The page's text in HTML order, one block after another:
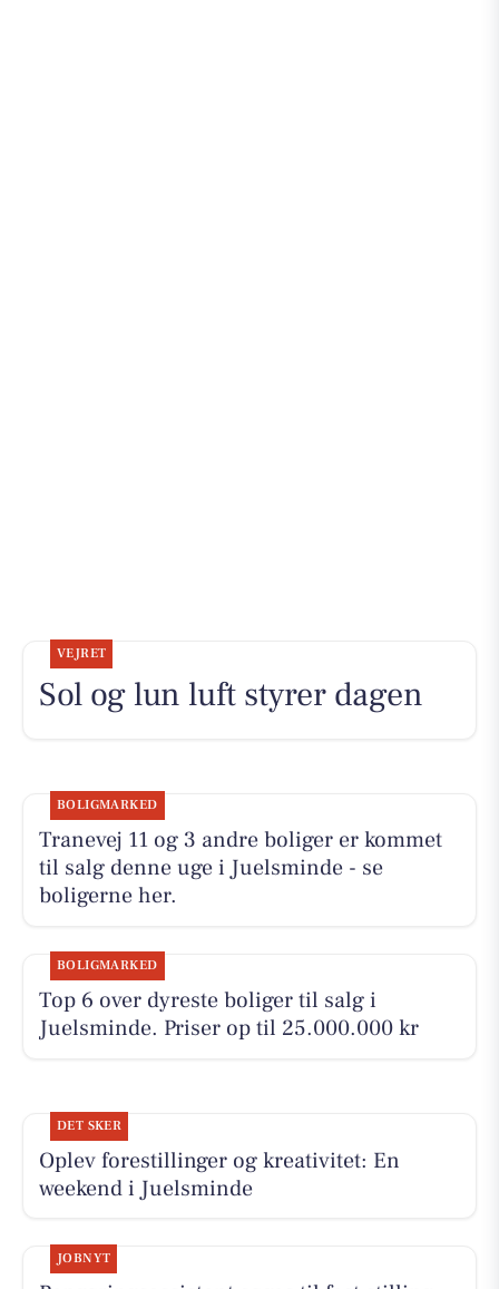
VEJRET
Sol og lun luft styrer dagen
BOLIGMARKED
Tranevej 11 og 3 andre boliger er kommet
til salg denne uge i Juelsminde - se
boligerne her.
BOLIGMARKED
Top 6 over dyreste boliger til salg i
Juelsminde. Priser op til 25.000.000 kr
DET SKER
Oplev forestillinger og kreativitet: En
weekend i Juelsminde
JOBNYT